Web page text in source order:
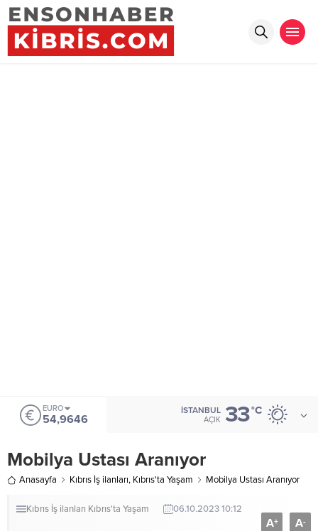
EURO
54,9646
İSTANBUL
AÇIK 33°C
Mobilya Ustası Aranıyor
Anasayfa Kıbrıs İş ilanları, Kıbrıs'ta Yaşam Mobilya Ustası Aranıyor
Kıbrıs İş ilanları Kıbrıs'ta Yaşam 06.10.2023 10:12
A+ A-